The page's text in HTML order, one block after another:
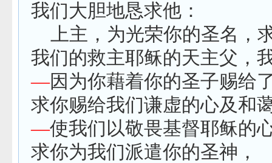
我们大胆地恳求他：
上主，为光荣你的圣名，
我们的救主耶稣的天主父，
—因为你藉着你的圣子赐给
求你赐给我们谦虚的心及和
—使我们以敬畏基督耶稣的
求你为我们派遣你的圣神，